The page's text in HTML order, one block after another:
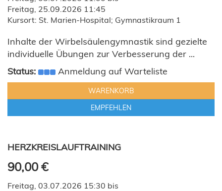
Freitag, 25.09.2026 11:45
Kursort: St. Marien-Hospital; Gymnastikraum 1
Inhalte der Wirbelsäulengymnastik sind gezielte
individuelle Übungen zur Verbesserung der ...
Status:
Anmeldung auf Warteliste
WARENKORB
EMPFEHLEN
HERZKREISLAUFTRAINING
90,00 €
Freitag, 03.07.2026 15:30 bis